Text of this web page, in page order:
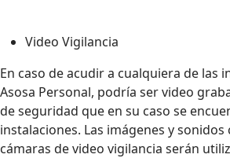
Video Vigilancia
En caso de acudir a cualquiera de las
Asosa Personal, podría ser video
de seguridad que en su caso se
instalaciones. Las imágenes y
cámaras de video vigilancia serán